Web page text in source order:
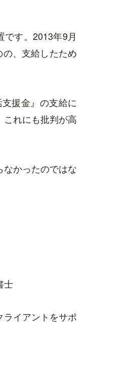
です。2013年9月
、支給したため
援金』の支給に
れにも批判が高
かったのではな
士
イアントをサポ